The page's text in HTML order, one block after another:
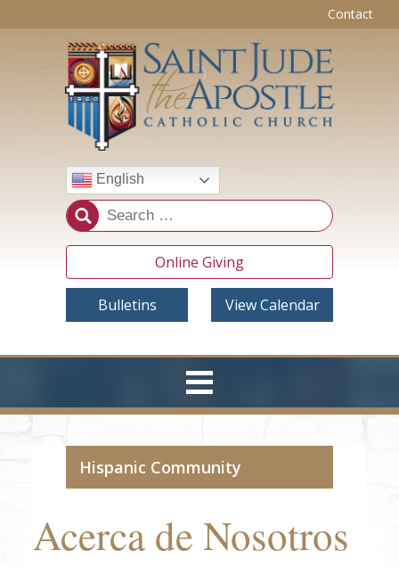
Contact
English
Online Giving
Bulletins View Calendar
Hispanic Community
Acerca de Nosotros